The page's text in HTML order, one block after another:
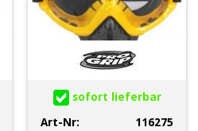
sofort lieferbar
Art-Nr:
116275